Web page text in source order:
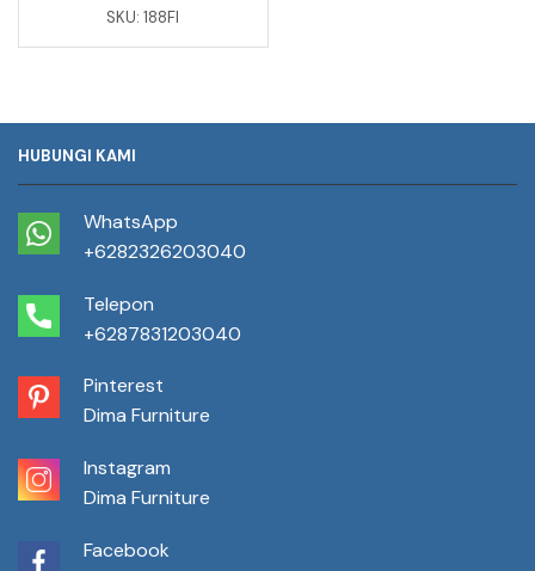
SKU:188FI
HUBUNGI KAMI
WhatsApp
+6282326203040
Telepon
+6287831203040
Pinterest
Dima Furniture
Instagram
Dima Furniture
Facebook